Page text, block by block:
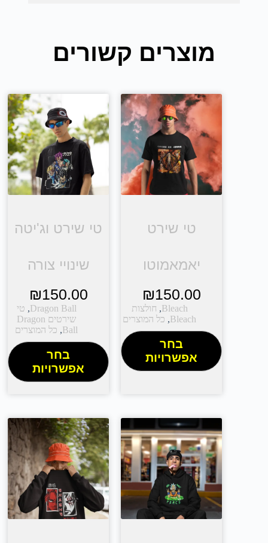
מוצרים קשורים
טי שירט
יאמאמוטו
₪150.00
Bleach
, חולצות
Bleach
, כל המוצרים
בחר
אפשרויות
טי שירט וג'יטה
שינויי צורה
₪150.00
Dragon Ball
, טי
שירטים Dragon
Ball
, כל המוצרים
בחר
אפשרויות